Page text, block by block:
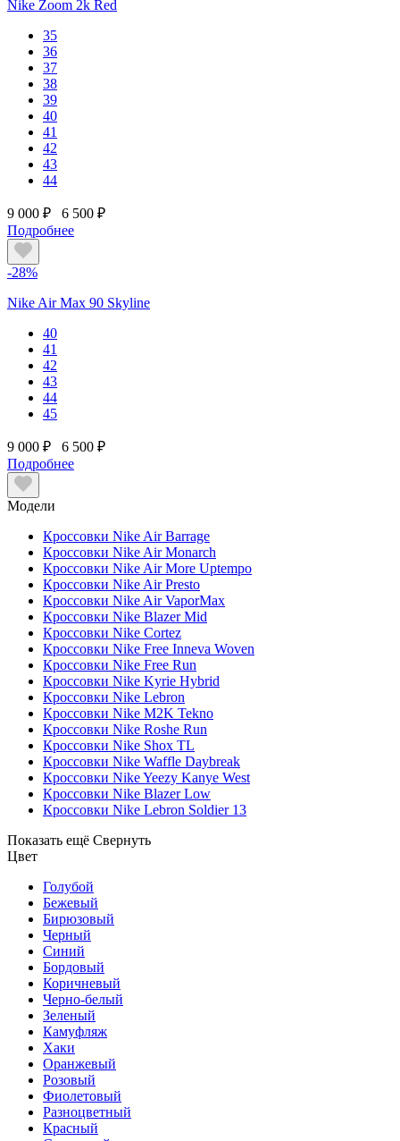
Nike Zoom 2k Red
35
36
37
38
39
40
41
42
43
44
9 000 ₽
6 500 ₽
Подробнее
-28%
Nike Air Max 90 Skyline
40
41
42
43
44
45
9 000 ₽
6 500 ₽
Подробнее
Модели
Кроссовки Nike Air Barrage
Кроссовки Nike Air Monarch
Кроссовки Nike Air More Uptempo
Кроссовки Nike Air Presto
Кроссовки Nike Air VaporMax
Кроссовки Nike Blazer Mid
Кроссовки Nike Cortez
Кроссовки Nike Free Inneva Woven
Кроссовки Nike Free Run
Кроссовки Nike Kyrie Hybrid
Кроссовки Nike Lebron
Кроссовки Nike M2K Tekno
Кроссовки Nike Roshe Run
Кроссовки Nike Shox TL
Кроссовки Nike Waffle Daybreak
Кроссовки Nike Yeezy Kanye West
Кроссовки Nike Blazer Low
Кроссовки Nike Lebron Soldier 13
Показать ещё Свернуть
Цвет
Голубой
Бежевый
Бирюзовый
Черный
Синий
Бордовый
Коричневый
Черно-белый
Зеленый
Камуфляж
Хаки
Оранжевый
Розовый
Фиолетовый
Разноцветный
Красный